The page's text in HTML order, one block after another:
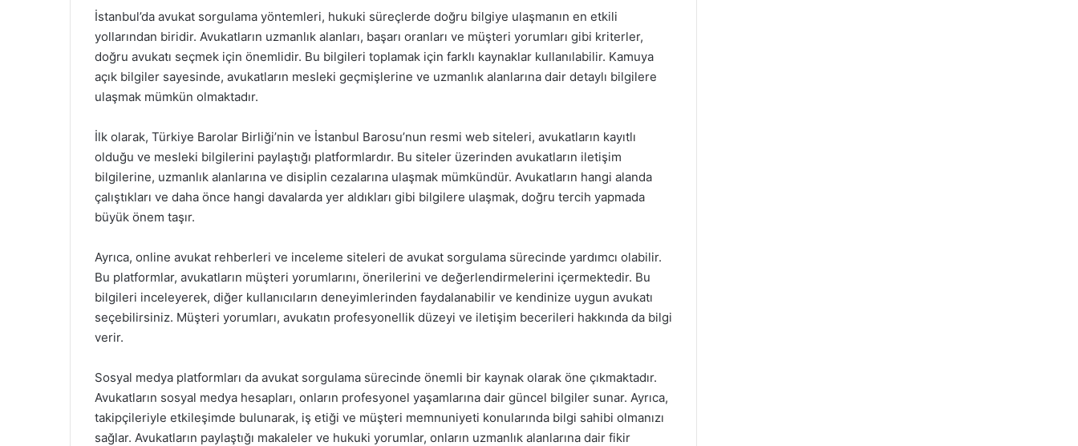
İstanbul’da avukat sorgulama yöntemleri, hukuki süreçlerde doğru bilgiye ulaşmanın en etkili
yollarından biridir. Avukatların uzmanlık alanları, başarı oranları ve müşteri yorumları gibi kriterler,
doğru avukatı seçmek için önemlidir. Bu bilgileri toplamak için farklı kaynaklar kullanılabilir. Kamuya
açık bilgiler sayesinde, avukatların mesleki geçmişlerine ve uzmanlık alanlarına dair detaylı bilgilere
ulaşmak mümkün olmaktadır.
İlk olarak, Türkiye Barolar Birliği’nin ve İstanbul Barosu’nun resmi web siteleri, avukatların kayıtlı
olduğu ve mesleki bilgilerini paylaştığı platformlardır. Bu siteler üzerinden avukatların iletişim
bilgilerine, uzmanlık alanlarına ve disiplin cezalarına ulaşmak mümkündür. Avukatların hangi alanda
çalıştıkları ve daha önce hangi davalarda yer aldıkları gibi bilgilere ulaşmak, doğru tercih yapmada
büyük önem taşır.
Ayrıca, online avukat rehberleri ve inceleme siteleri de avukat sorgulama sürecinde yardımcı olabilir.
Bu platformlar, avukatların müşteri yorumlarını, önerilerini ve değerlendirmelerini içermektedir. Bu
bilgileri inceleyerek, diğer kullanıcıların deneyimlerinden faydalanabilir ve kendinize uygun avukatı
seçebilirsiniz. Müşteri yorumları, avukatın profesyonellik düzeyi ve iletişim becerileri hakkında da bilgi
verir.
Sosyal medya platformları da avukat sorgulama sürecinde önemli bir kaynak olarak öne çıkmaktadır.
Avukatların sosyal medya hesapları, onların profesyonel yaşamlarına dair güncel bilgiler sunar. Ayrıca,
takipçileriyle etkileşimde bulunarak, iş etiği ve müşteri memnuniyeti konularında bilgi sahibi olmanızı
sağlar. Avukatların paylaştığı makaleler ve hukuki yorumlar, onların uzmanlık alanlarına dair fikir